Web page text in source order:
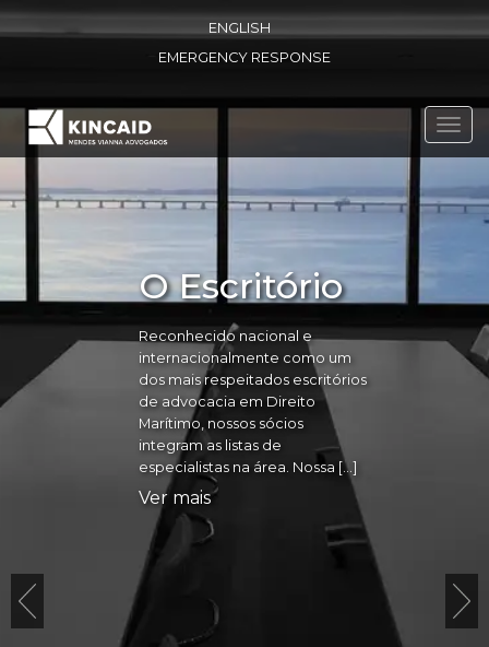
ENGLISH
EMERGENCY RESPONSE
O Escritório
Reconhecido nacional e
internacionalmente como um
dos mais respeitados escritórios
de advocacia em Direito
Marítimo, nossos sócios
integram as listas de
especialistas na área. Nossa […]
Ver mais